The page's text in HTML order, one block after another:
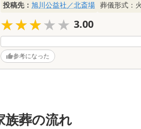
投稿先： 旭川公益社／北斎場 葬儀形式：
★★★★★
★★★★★ 3.00
参考になった
族葬の流れ